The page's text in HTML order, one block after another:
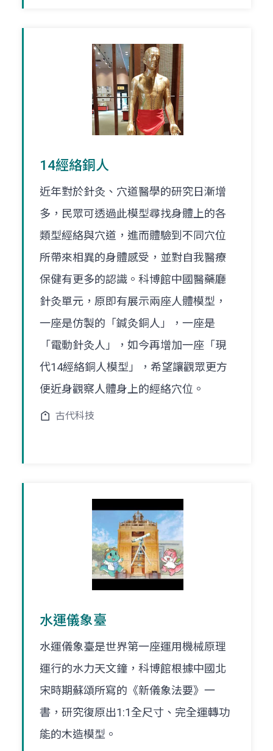
14經絡銅人
近年對於針灸、穴道醫學的研究日漸增
多，民眾可透過此模型尋找身體上的各
類型經絡與穴道，進而體驗到不同穴位
所帶來相異的身體感受，並對自我醫療
保健有更多的認識。科博館中國醫藥廳
針灸單元，原即有展示兩座人體模型，
一座是仿製的「鍼灸銅人」，一座是
「電動針灸人」，如今再增加一座「現
代14經絡銅人模型」，希望讓觀眾更方
便近身觀察人體身上的經絡穴位。
古代科技
水運儀象臺
水運儀象臺是世界第一座運用機械原理
運行的水力天文鐘，科博館根據中國北
宋時期蘇頌所寫的《新儀象法要》一
書，研究復原出1:1全尺寸、完全運轉功
能的木造模型。